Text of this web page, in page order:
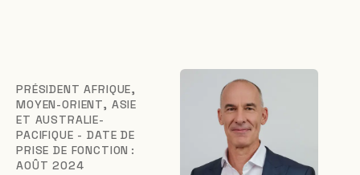
PRÉSIDENT AFRIQUE,
MOYEN-ORIENT, ASIE
ET AUSTRALIE-
PACIFIQUE - DATE DE
PRISE DE FONCTION :
AOÛT 2024